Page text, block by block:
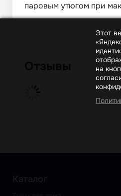
паровым утюгом при
Каталог
Этот
на